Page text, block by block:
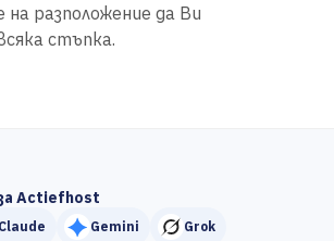
на разположение да Ви
стъпка.
Actiefhost
Claude Gemini Grok